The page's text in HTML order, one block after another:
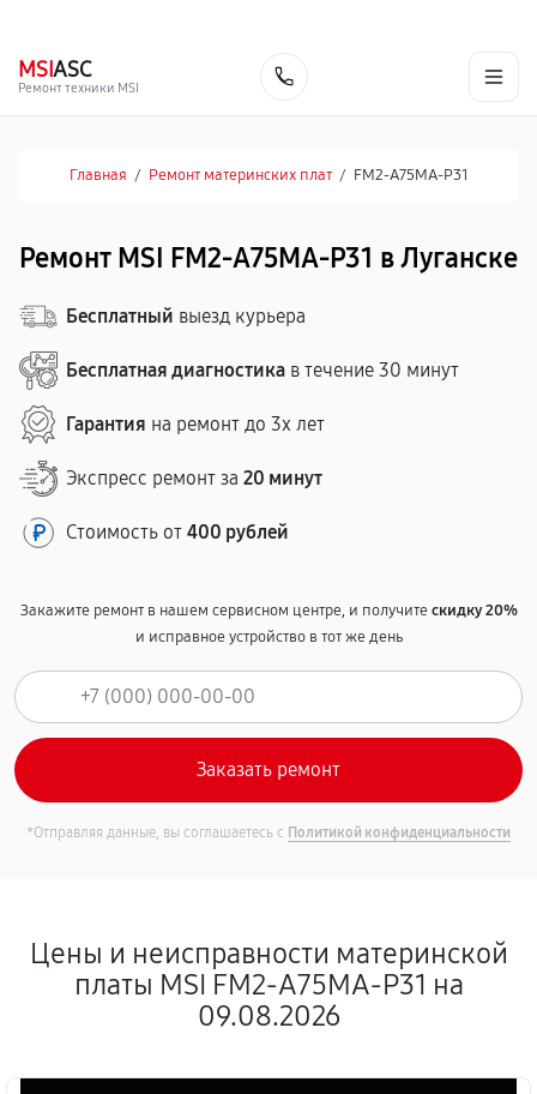
MSIASC
Ремонт техники MSI
Главная / Ремонт материнских плат / FM2-A75MA-P31
Ремонт MSI FM2-A75MA-P31 в Луганске
Бесплатный выезд курьера
Бесплатная диагностика в течение 30 минут
Гарантия на ремонт до 3х лет
Экспресс ремонт за 20 минут
Стоимость от 400 рублей
Закажите ремонт в нашем сервисном центре, и получитескидку 20%
и исправное устройство в тот же день
*Отправляя данные, вы соглашаетесь с Политикой конфиденциальности
Цены и неисправности материнской
платы MSI FM2-A75MA-P31 на
09.08.2026